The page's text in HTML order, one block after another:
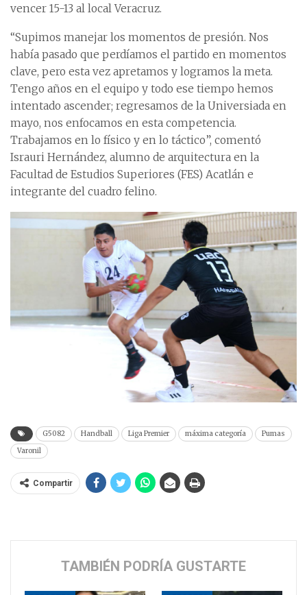
vencer 15-13 al local Veracruz.
“Supimos manejar los momentos de presión. Nos
había pasado que perdíamos el partido en momentos
clave, pero esta vez apretamos y logramos la meta.
Tengo años en el equipo y todo ese tiempo hemos
intentado ascender; regresamos de la Universiada en
mayo, nos enfocamos en esta competencia.
Trabajamos en lo físico y en lo táctico”, comentó
Israuri Hernández, alumno de arquitectura en la
Facultad de Estudios Superiores (FES) Acatlán e
integrante del cuadro felino.
G5082 Handball Liga Premier máxima categoría
Pumas
Varonil
Compartir
TAMBIÉN PODRÍA GUSTARTE